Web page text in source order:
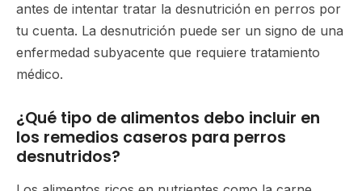
antes de intentar tratar la desnutrición en perros por
tu cuenta. La desnutrición puede ser un signo de una
enfermedad subyacente que requiere tratamiento
médico.
¿Qué tipo de alimentos debo incluir en
los remedios caseros para perros
desnutridos?